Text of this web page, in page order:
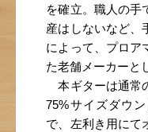
を確立。職人の手
産はしないなど、
によって、プロア
た老舗メーカーと
本ギターは通常
75%サイズダウ
で、左利き用にて